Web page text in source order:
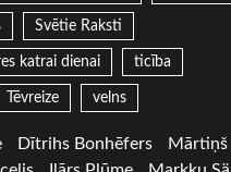
Svētie Raksti
katrai dienai ticība
Tēvreize velns
Dītrihs Bonhēfers
Mārtiņš